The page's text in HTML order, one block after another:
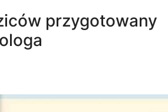
przygotowany